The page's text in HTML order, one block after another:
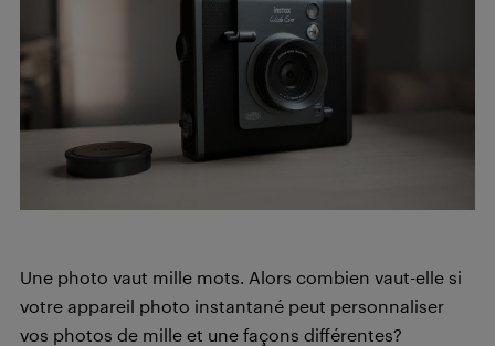
Une photo vaut mille mots. Alors combien vaut-elle si
votre appareil photo instantané peut personnaliser
vos photos de mille et une façons différentes?